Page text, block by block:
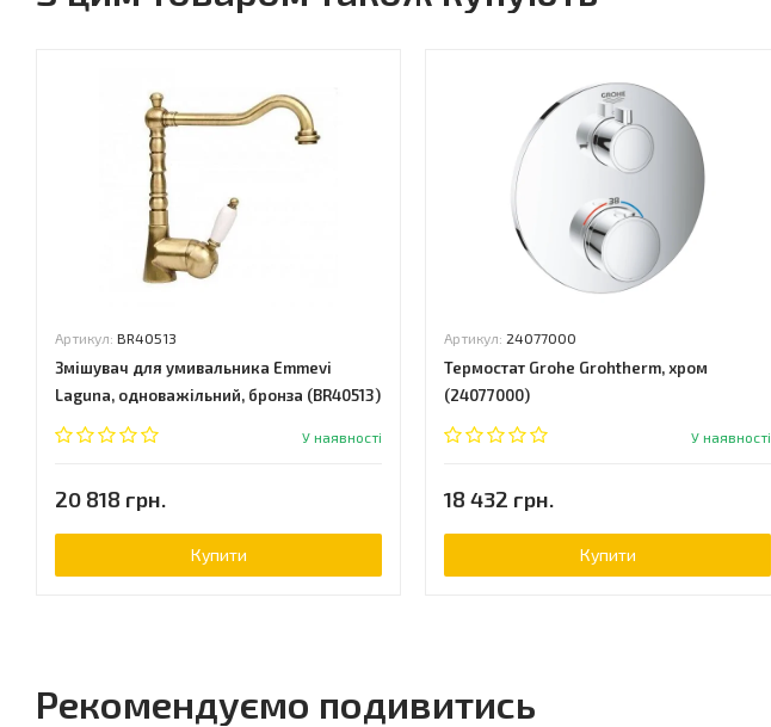
Артикул: BR40513
Змішувач для умивальника Emmevi
Laguna, одноважільний, бронза (BR40513)
У наявності
20 818 грн.
Купити
Артикул: 24077000
Термостат Grohe Grohtherm, хром
(24077000)
У наявності
18 432 грн.
Купити
Рекомендуємо подивитись